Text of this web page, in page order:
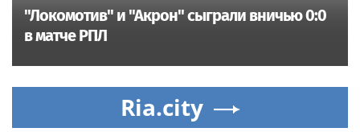
"Локомотив" и "Акрон" сыграли вничью 0:0
в матче РПЛ
Ria.city